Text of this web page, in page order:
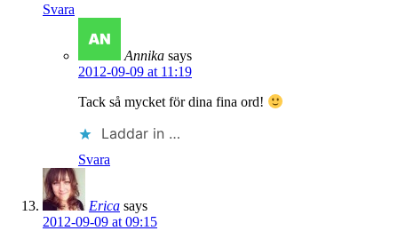
Svara
Annika says
2012-09-09 at 11:19
Tack så mycket för dina fina ord!
Laddar in …
Svara
Erica says
2012-09-09 at 09:15